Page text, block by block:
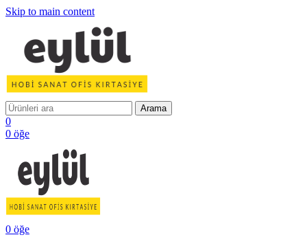
Skip to main content
Arama
0
0 öğe
0 öğe